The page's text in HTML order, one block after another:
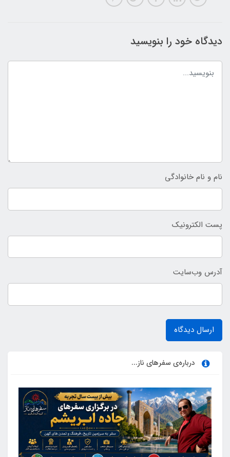
دیدگاه خود را بنویسید
نام و نام خانوادگی
پست الکترونیک
آدرس وب‌سایت
ارسال دیدگاه
درباره‌ی سفرهای ناز...